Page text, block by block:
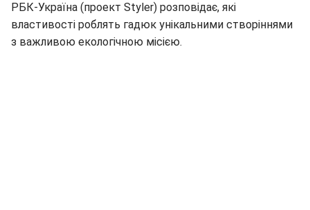
РБК-Україна (проект Styler) розповідає, які
властивості роблять гадюк унікальними створіннями
з важливою екологічною місією.